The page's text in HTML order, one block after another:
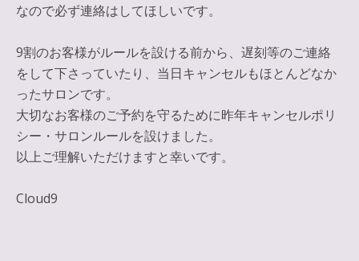
なので必ず連絡はしてほしいです。
9割のお客様がルールを設ける前から、遅刻等のご連絡
をして下さっていたり、当日キャンセルもほとんどなか
ったサロンです。
大切なお客様のご予約を守るために昨年キャンセルポリ
シー・サロンルールを設けました。
以上ご理解いただけますと幸いです。
Cloud9